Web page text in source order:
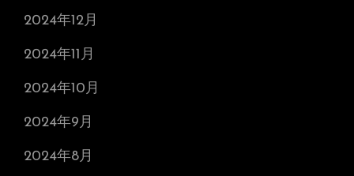
2024年12月
2024年11月
2024年10月
2024年9月
2024年8月